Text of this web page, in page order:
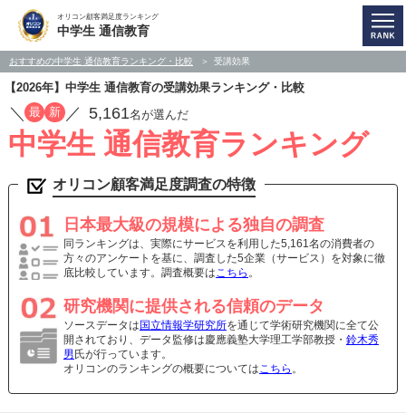
オリコン顧客満足度ランキング
中学生 通信教育
おすすめの中学生 通信教育ランキング・比較 受講効果
【2026年】中学生 通信教育の受講効果ランキング・比較
／ 最 新 ／ 5,161名が選んだ
中学生 通信教育ランキング
オリコン顧客満足度調査の特徴
日本最大級の規模による独自の調査
同ランキングは、実際にサービスを利用した5,161名の消費者の
方々のアンケートを基に、調査した5企業（サービス）を対象に徹
底比較しています。調査概要はこちら 。
研究機関に提供される信頼のデータ
ソースデータは 国立情報学研究所を通じて学術研究機関に全て公
開されており、データ監修は慶應義塾大学理工学部教授・ 鈴木秀
男 氏が行っています。
オリコンのランキングの概要についてはこちら 。